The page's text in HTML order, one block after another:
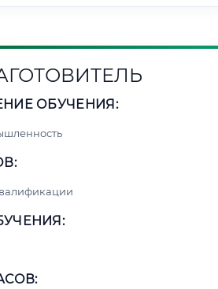
ОБУЧЕНИЯ: